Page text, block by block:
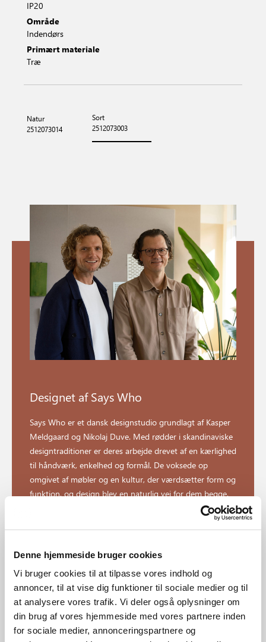
Denne hjemmeside bruger cookies
Vi bruger cookies til at tilpasse vores indhold og
annoncer, til at vise dig funktioner til sociale medier og til
at analysere vores trafik. Vi deler også oplysninger om
din brug af vores hjemmeside med vores partnere inden
for sociale medier, annonceringspartnere og
IP20
Område
Indendørs
Primært materiale
Træ
Natur
2512073014
Sort
2512073003
Designet af Says Who
Says Who er et dansk designstudio grundlagt af Kasper
Meldgaard og Nikolaj Duve. Med rødder i skandinaviske
designtraditioner er deres arbejde drevet af en kærlighed
til håndværk, enkelhed og formål. De voksede op
omgivet af møbler og en kultur, der værdsætter form og
funktion, og design blev en naturlig vej for dem begge.